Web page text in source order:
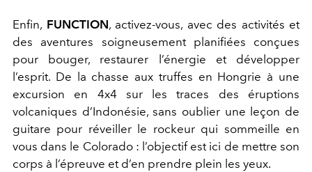
Enfin, FUNCTION, activez-vous, avec des activités et
des aventures soigneusement planifiées conçues
pour bouger, restaurer l’énergie et développer
l’esprit. De la chasse aux truffes en Hongrie à une
excursion en 4x4 sur les traces des éruptions
volcaniques d’Indonésie, sans oublier une leçon de
guitare pour réveiller le rockeur qui sommeille en
vous dans le Colorado : l’objectif est ici de mettre son
corps à l’épreuve et d’en prendre plein les yeux.